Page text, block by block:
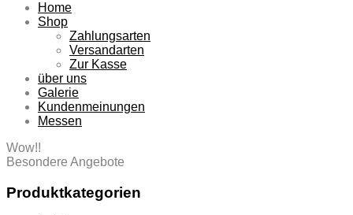
Home
Shop
Zahlungsarten
Versandarten
Zur Kasse
über uns
Galerie
Kundenmeinungen
Messen
Wow!!
Besondere Angebote
Produktkategorien